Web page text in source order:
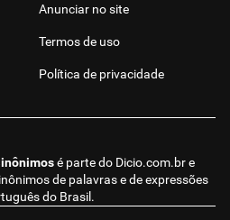
é parte do Dicio.com.bre
de palavras e de expressões
do Brasil.
Anunciar no site
Termos de uso
Política de privacidade